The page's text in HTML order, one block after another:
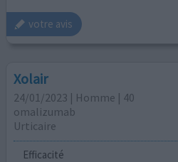
votre avis
Xolair
24/01/2023 | Homme | 40
omalizumab
Urticaire
Efficacité